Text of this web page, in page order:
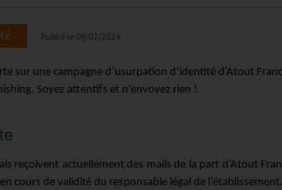
Publié le 08/01/2024
sur une campagne d’usurpation d’identité d’Atout
Soyez attentifs et n’envoyez rien !
reçoivent actuellement des mails de la part d’Atout
cours de validité du responsable légal de l’établissement.